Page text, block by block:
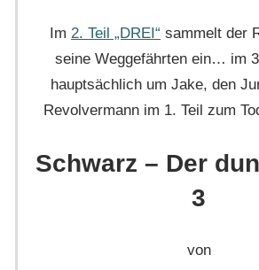
Im 2. Teil „DREI“ sammelt der
seine Weggefährten ein… im
hauptsächlich um Jake, den
Revolvermann im 1. Teil zum
Schwarz – Der
3
von